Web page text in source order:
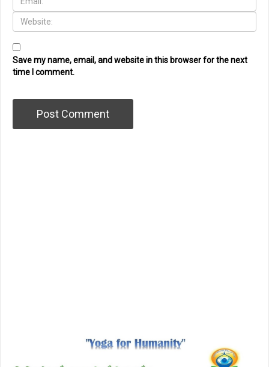
Save my name, email, and website in this browser for the next
time I comment.